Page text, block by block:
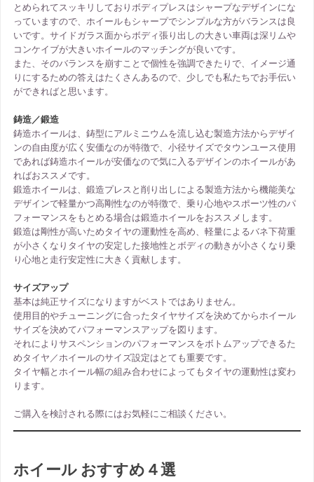
とめられてスッキリしておりボディプレスはシャープなデザインにな
っていますので、ホイールもシャープでシンプルな方がバランスは良
いです。サイドガラス面からボディ張り出しの大きい車両は深リムや
コンケイブが大きいホイールのマッチングが良いです。
また、そのバランスを崩すことで個性を強調できたりで、イメージ通
りにするための答えはたくさんあるので、少しでも私たちでお手伝い
ができればと思います。
鋳造／鍛造
鋳造ホイールは、鋳型にアルミニウムを流し込む製造方法からデザイ
ンの自由度が広く安価なのが特徴で、小径サイズでタウンユース使用
であれば鋳造ホイールが安価なので気に入るデザインのホイールがあ
ればおススメです。
鍛造ホイールは、鍛造プレスと削り出しによる製造方法から機能美な
デザインで軽量かつ高剛性なのが特徴で、乗り心地やスポーツ性のパ
フォーマンスをもとめる場合は鍛造ホイールをおススメします。
鍛造は剛性が高いためタイヤの運動性を高め、軽量によるバネ下荷重
が小さくなりタイヤの安定した接地性とボディの動きが小さくなり乗
り心地と走行安定性に大きく貢献します。
サイズアップ
基本は純正サイズになりますがベストではありません。
使用目的やチューニングに合ったタイヤサイズを決めてからホイール
サイズを決めてパフォーマンスアップを図ります。
それによりサスペンションのパフォーマンスをボトムアップできるた
めタイヤ／ホイールのサイズ設定はとても重要です。
タイヤ幅とホイール幅の組み合わせによってもタイヤの運動性は変わ
ります。
ご購入を検討される際にはお気軽にご相談ください。
ホイール おすすめ ４選